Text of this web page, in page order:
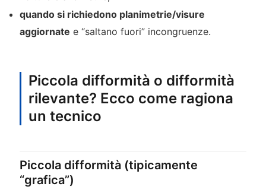
quando si richiedono planimetrie/visure
aggiornate e “saltano fuori” incongruenze.
Piccola difformità o difformità
rilevante? Ecco come ragiona
un tecnico
Piccola difformità (tipicamente
“grafica”)